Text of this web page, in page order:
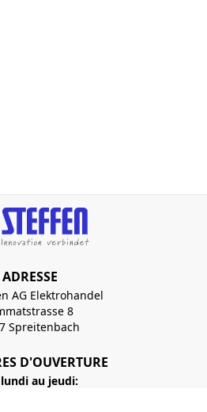
ADRESSE
AG Elektrohandel
8
Spreitenbach
D'OUVERTURE
au jeudi: